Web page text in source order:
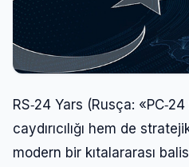
RS‑24 Yars (Rusça:
caydırıcılığı hem de
modern bir kıtalararası